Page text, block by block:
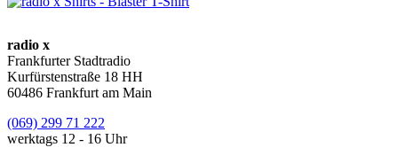
radio x
Frankfurter Stadtradio
Kurfürstenstraße 18 HH
60486 Frankfurt am Main
(069) 299 71 222
werktags 12 - 16 Uhr